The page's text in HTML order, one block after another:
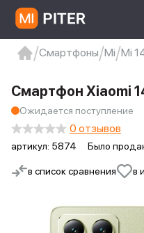
Xiaomi 9 про
xiaomi
Смартфоны Mi Mi
в список сравнения в
Смартфон Xiaomi
Ожидается поступление
артикул: 5874 Было
0 отзывов